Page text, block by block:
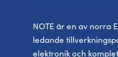
NOTE är en av norra
ledande
elektronik och